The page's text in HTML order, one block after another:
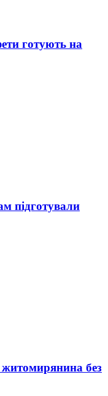
готують на
підготували
без